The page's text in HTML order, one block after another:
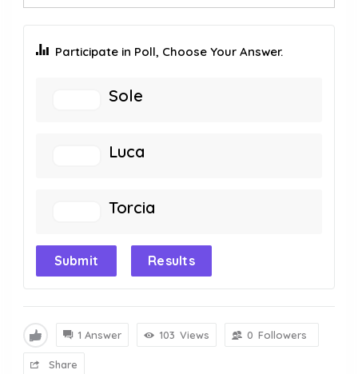
Participate in Poll, Choose Your Answer.
Sole
Luca
Torcia
Submit Results
1 Answer 103 Views 0 Followers
Share